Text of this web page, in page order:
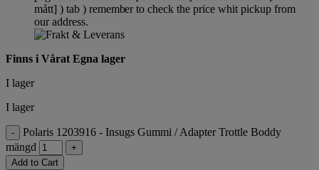
mått] ) tab ) rememberto check the price whit pickup from
our address.
Finns i Vårat Egna lager
I lager
I lager
-
Polaris 1203916 - Insugs Gummi / Adapter Trottle Boddy
mängd
+
Add to Cart